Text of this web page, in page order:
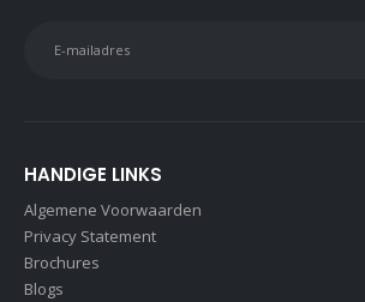
HANDIGE LINKS
Algemene Voorwaarden
Privacy Statement
Brochures
Blogs